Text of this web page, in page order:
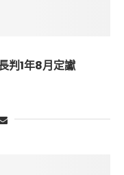
判1年8月定讞